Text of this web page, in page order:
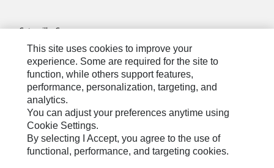
Caterpillar.com
Связаться С Caterpillar
Карта Сайта
Cookie Settings
Юридическая Информация
Конфиденциальность Личных Данных
This site uses cookies to improve your
experience. Some are required for the site to
function, while others support features,
performance, personalization, targeting, and
analytics.
You can adjust your preferences anytime using
Cookie Settings.
By selecting I Accept, you agree to the use of
functional, performance, and targeting cookies.